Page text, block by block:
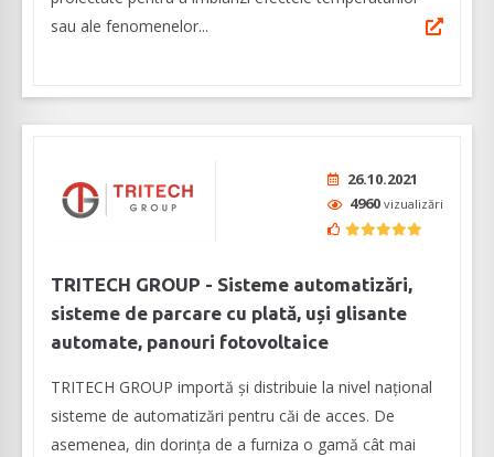
sau ale fenomenelor...
26.10.2021
4960 vizualizări
TRITECH GROUP - Sisteme automatizări,
sisteme de parcare cu plată, uși glisante
automate, panouri fotovoltaice
TRITECH GROUP importă și distribuie la nivel național
sisteme de automatizări pentru căi de acces. De
asemenea, din dorința de a furniza o gamă cât mai